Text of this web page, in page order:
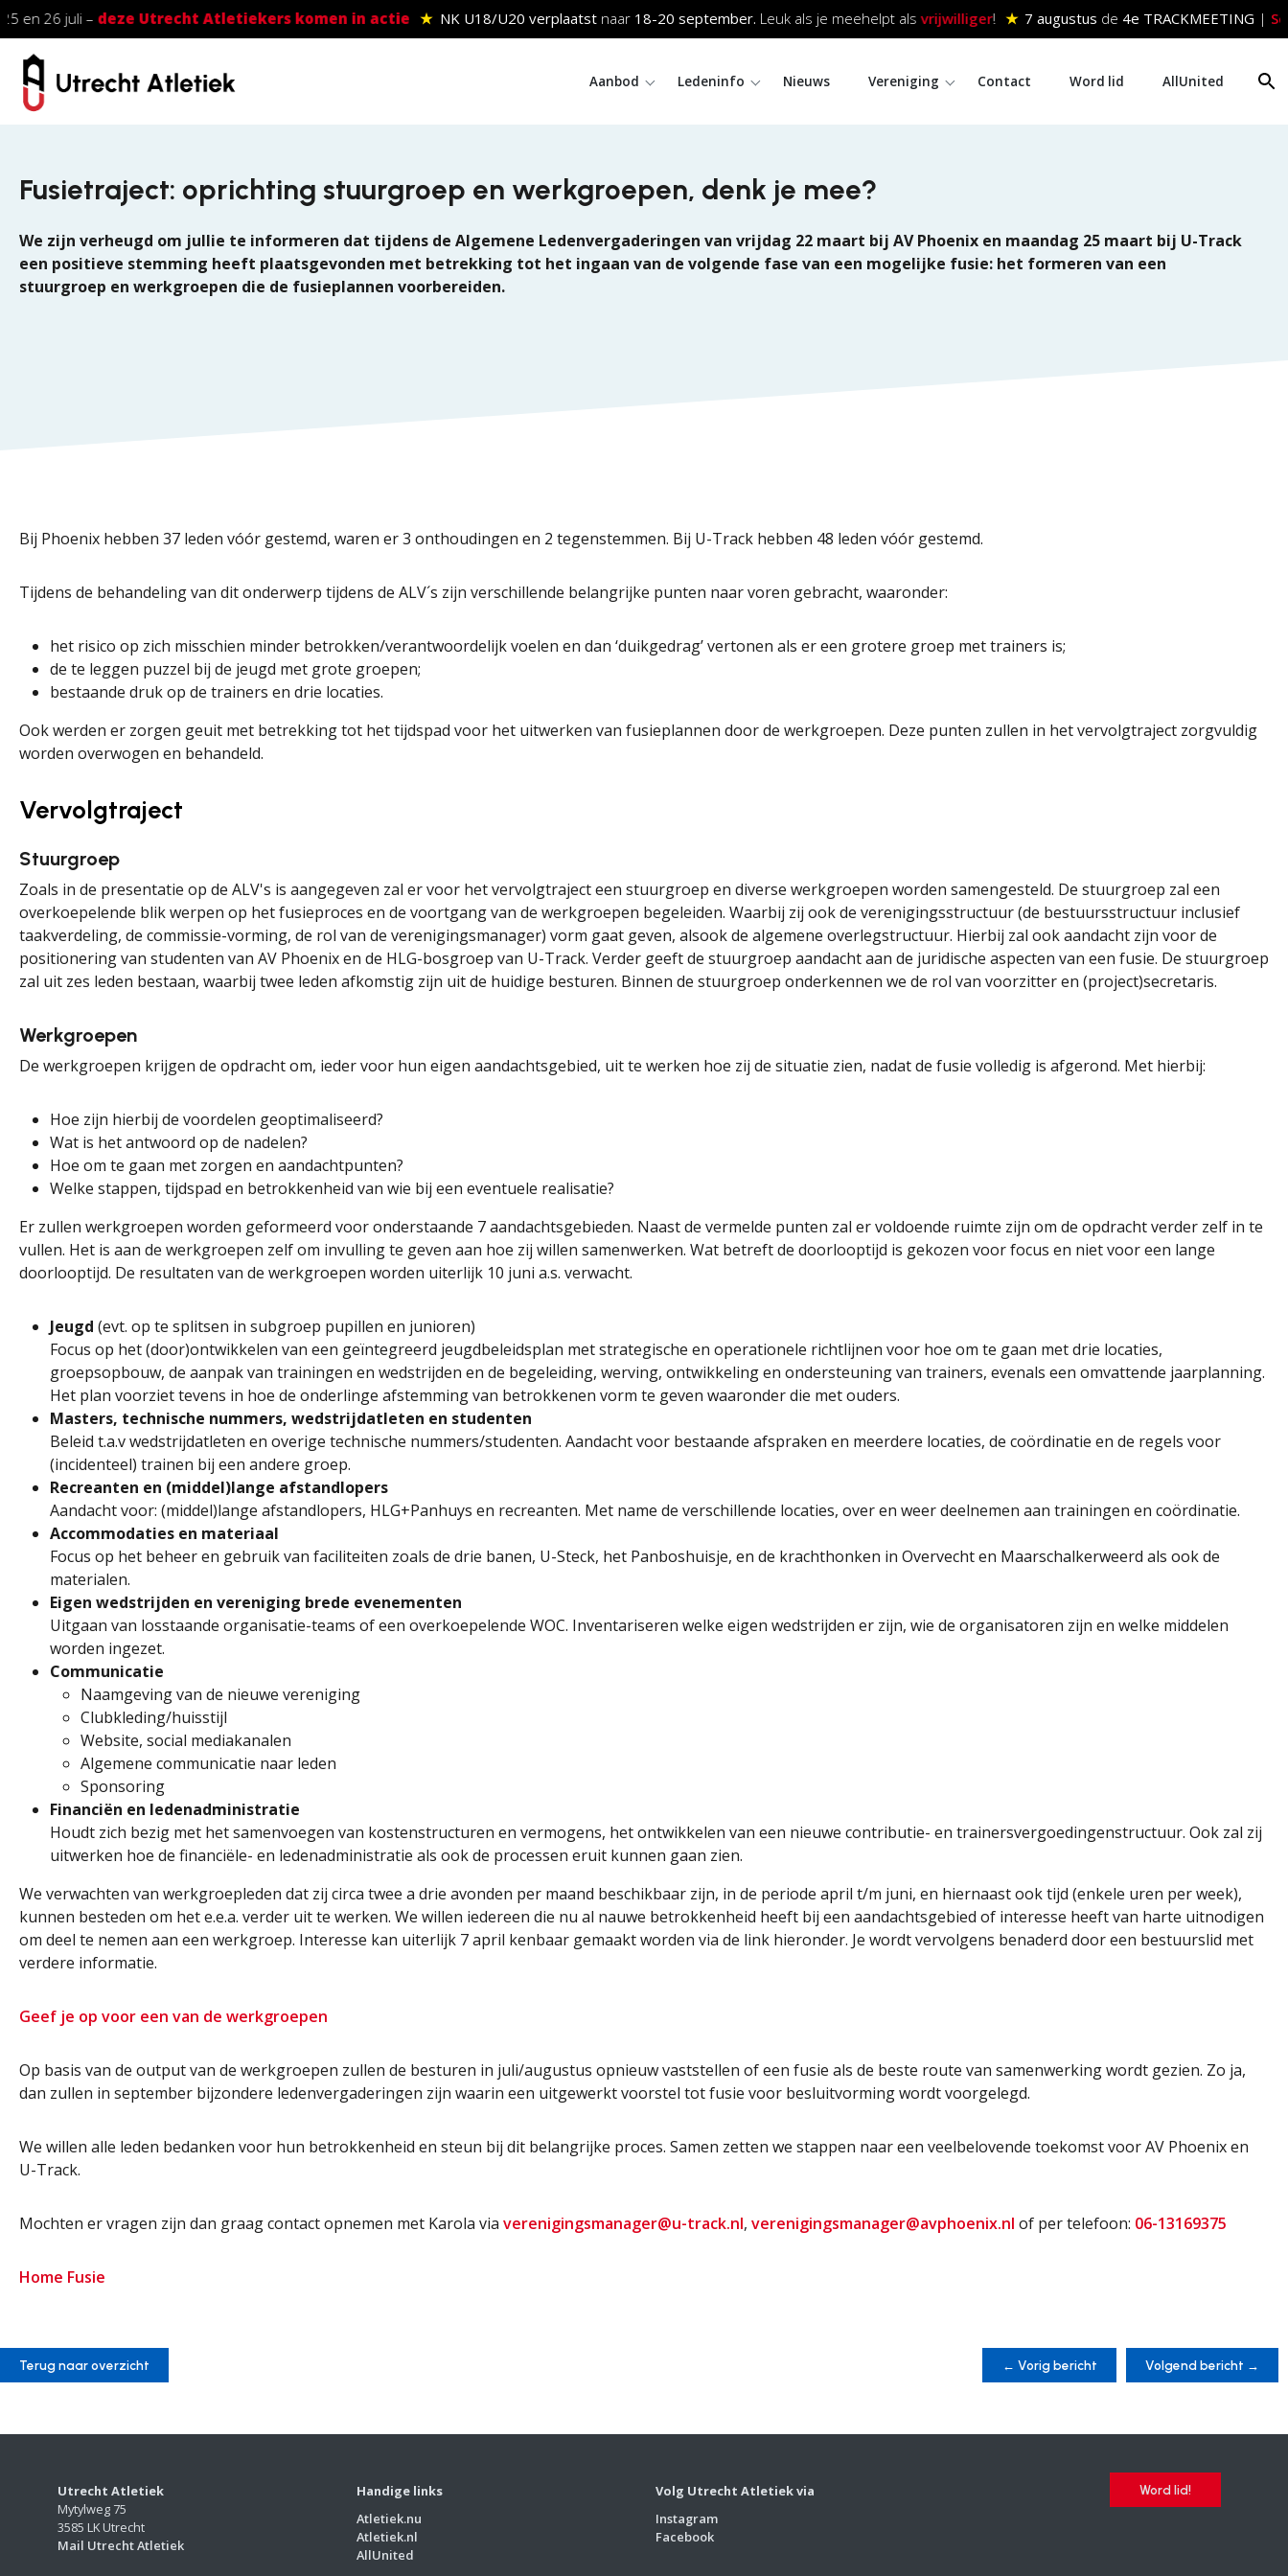
Skip to main content
en 26 juli –deze Utrecht Atletiekers komen in actie ★ NK U18/U20 verplaatstnaar18-20september.Leuk als je meehelpt alsvrijwilliger! ★ 7 augustusde4e TRACKMEETING|
Aanbod Ledeninfo Nieuws Vereniging Contact Word lid AllUnited
Fusietraject: oprichting stuurgroep en werkgroepen, denk je mee?
We zijn verheugd om jullie te informeren dat tijdens de Algemene Ledenvergaderingen van vrijdag 22 maart bij AV Phoenix en maandag 25 maart bij U-Track
een positieve stemming heeft plaatsgevonden met betrekking tot het ingaan van de volgende fase van een mogelijke fusie: het formeren van een
stuurgroep en werkgroepen die de fusieplannen voorbereiden.
Bij Phoenix hebben 37 leden vóór gestemd, waren er 3 onthoudingen en 2 tegenstemmen. Bij U-Track hebben 48 leden vóór gestemd.
Tijdens de behandeling van dit onderwerp tijdens de ALV´s zijn verschillende belangrijke punten naar voren gebracht, waaronder:
het risico op zich misschien minder betrokken/verantwoordelijk voelen en dan ‘duikgedrag’ vertonen als er een grotere groep met trainers is;
de te leggen puzzel bij de jeugd met grote groepen;
bestaande druk op de trainers en drie locaties.
Ook werden er zorgen geuit met betrekking tot het tijdspad voor het uitwerken van fusieplannen door de werkgroepen. Deze punten zullen in het vervolgtraject zorgvuldig
worden overwogen en behandeld.
Vervolgtraject
Stuurgroep
Zoals in de presentatie op de ALV's is aangegeven zal er voor het vervolgtraject een stuurgroep en diverse werkgroepen worden samengesteld. De stuurgroep zal een
overkoepelende blik werpen op het fusieproces en de voortgang van de werkgroepen begeleiden. Waarbij zij ook de verenigingsstructuur (de bestuursstructuur inclusief
taakverdeling, de commissie-vorming, de rol van de verenigingsmanager) vorm gaat geven, alsook de algemene overlegstructuur. Hierbij zal ook aandacht zijn voor de
positionering van studenten van AV Phoenix en de HLG-bosgroep van U-Track. Verder geeft de stuurgroep aandacht aan de juridische aspecten van een fusie. De stuurgroep
zal uit zes leden bestaan, waarbij twee leden afkomstig zijn uit de huidige besturen. Binnen de stuurgroep onderkennen we de rol van voorzitter en (project)secretaris.
Werkgroepen
De werkgroepen krijgen de opdracht om, ieder voor hun eigen aandachtsgebied, uit te werken hoe zij de situatie zien, nadat de fusie volledig is afgerond. Met hierbij:
Hoe zijn hierbij de voordelen geoptimaliseerd?
Wat is het antwoord op de nadelen?
Hoe om te gaan met zorgen en aandachtpunten?
Welke stappen, tijdspad en betrokkenheid van wie bij een eventuele realisatie?
Er zullen werkgroepen worden geformeerd voor onderstaande 7 aandachtsgebieden. Naast de vermelde punten zal er voldoende ruimte zijn om de opdracht verder zelf in te
vullen. Het is aan de werkgroepen zelf om invulling te geven aan hoe zij willen samenwerken. Wat betreft de doorlooptijd is gekozen voor focus en niet voor een lange
doorlooptijd. De resultaten van de werkgroepen worden uiterlijk 10 juni a.s. verwacht.
Jeugd (evt. op te splitsen in subgroep pupillen en junioren)
Focus op het (door)ontwikkelen van een geïntegreerd jeugdbeleidsplan met strategische en operationele richtlijnen voor hoe om te gaan met drie locaties,
groepsopbouw, de aanpak van trainingen en wedstrijden en de begeleiding, werving, ontwikkeling en ondersteuning van trainers, evenals een omvattende jaarplanning.
Het plan voorziet tevens in hoe de onderlinge afstemming van betrokkenen vorm te geven waaronder die met ouders.
Masters, technische nummers, wedstrijdatleten en studenten
Beleid t.a.v wedstrijdatleten en overige technische nummers/studenten. Aandacht voor bestaande afspraken en meerdere locaties, de coördinatie en de regels voor
(incidenteel) trainen bij een andere groep.
Recreanten en (middel)lange afstandlopers
Aandacht voor: (middel)lange afstandlopers, HLG+Panhuys en recreanten. Met name de verschillende locaties, over en weer deelnemen aan trainingen en coördinatie.
Accommodaties en materiaal
Focus op het beheer en gebruik van faciliteiten zoals de drie banen, U-Steck, het Panboshuisje, en de krachthonken in Overvecht en Maarschalkerweerd als ook de
materialen.
Eigen wedstrijden en vereniging brede evenementen
Uitgaan van losstaande organisatie-teams of een overkoepelende WOC. Inventariseren welke eigen wedstrijden er zijn, wie de organisatoren zijn en welke middelen
worden ingezet.
Communicatie
Naamgeving van de nieuwe vereniging
Clubkleding/huisstijl
Website, social mediakanalen
Algemene communicatie naar leden
Sponsoring
Financiën en ledenadministratie
Houdt zich bezig met het samenvoegen van kostenstructuren en vermogens, het ontwikkelen van een nieuwe contributie- en trainersvergoedingenstructuur. Ook zal zij
uitwerken hoe de financiële- en ledenadministratie als ook de processen eruit kunnen gaan zien.
We verwachten van werkgroepleden dat zij circa twee a drie avonden per maand beschikbaar zijn, in de periode april t/m juni, en hiernaast ook tijd (enkele uren per week),
kunnen besteden om het e.e.a. verder uit te werken. We willen iedereen die nu al nauwe betrokkenheid heeft bij een aandachtsgebied of interesse heeft van harte uitnodigen
om deel te nemen aan een werkgroep. Interesse kan uiterlijk 7 april kenbaar gemaakt worden via de link hieronder. Je wordt vervolgens benaderd door een bestuurslid met
verdere informatie.
Geef je op voor een van de werkgroepen
Op basis van de output van de werkgroepen zullen de besturen in juli/augustus opnieuw vaststellen of een fusie als de beste route van samenwerking wordt gezien. Zo ja,
dan zullen in september bijzondere ledenvergaderingen zijn waarin een uitgewerkt voorstel tot fusie voor besluitvorming wordt voorgelegd.
We willen alle leden bedanken voor hun betrokkenheid en steun bij dit belangrijke proces. Samen zetten we stappen naar een veelbelovende toekomst voor AV Phoenix en
U-Track.
Mochten er vragen zijn dan graag contact opnemen met Karola via verenigingsmanager@u-track.nl, verenigingsmanager@avphoenix.nl of per telefoon: 06-13169375
Home Fusie
Terug naar overzicht Volgend bericht →
← Vorig bericht
Utrecht Atletiek
Mytylweg 75
3585 LK Utrecht
Mail Utrecht Atletiek
Handige links
Atletiek.nu
Atletiek.nl
AllUnited
Volg Utrecht Atletiek via
Instagram
Facebook
Word lid!